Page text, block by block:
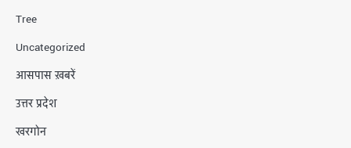
Tree
Uncategorized
आसपास ख़बरें
उत्तर प्रदेश
खरगोन